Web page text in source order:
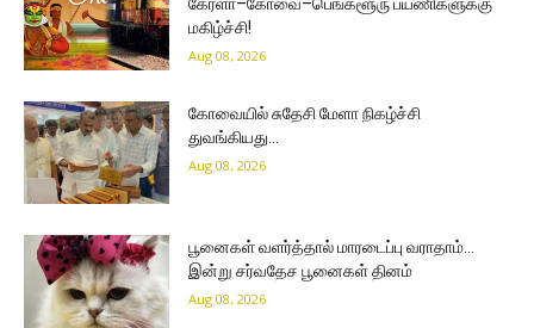
கேரளா–கோவை–பெங்களூரு பயணிகளுக்கு
மகிழ்ச்சி!
Aug 08, 2026
கோவையில் சுதேசி மேளா நிகழ்ச்சி
துவங்கியது…
Aug 08, 2026
பூனைகள் வளர்த்தால் மாரடைப்பு வராதாம்…
இன்று சர்வதேச பூனைகள் தினம்
Aug 08, 2026